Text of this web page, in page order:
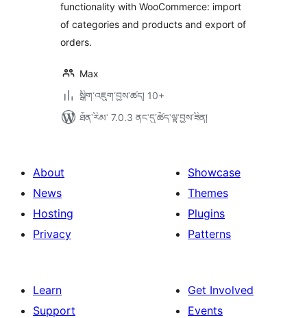
functionality with WooCommerce: import
of categories and products and export of
orders.
Max
སྒྲིག་འཇུག་བྱས་ཚད། 10+
ཐོན་རིམ་ 7.0.3 ནང་དུ་ཚོད་ལྟ་བྱས་ཟིན།
About
News
Hosting
Privacy
Showcase
Themes
Plugins
Patterns
Learn
Support
Get Involved
Events